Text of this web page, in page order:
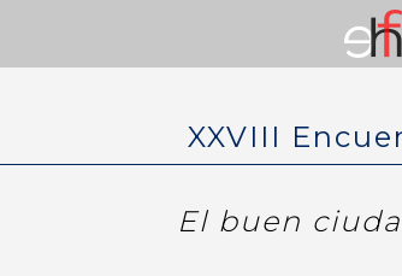
XXVIII
El buen